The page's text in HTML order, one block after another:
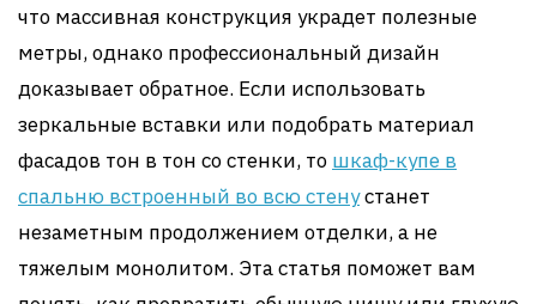
что массивная конструкция украдет полезные
метры, однако профессиональный дизайн
доказывает обратное. Если использовать
зеркальные вставки или подобрать материал
фасадов тон в тон со стенки, то шкаф-купе в
спальню встроенный во всю стенустанет
незаметным продолжением отделки, а не
тяжелым монолитом. Эта статья поможет вам